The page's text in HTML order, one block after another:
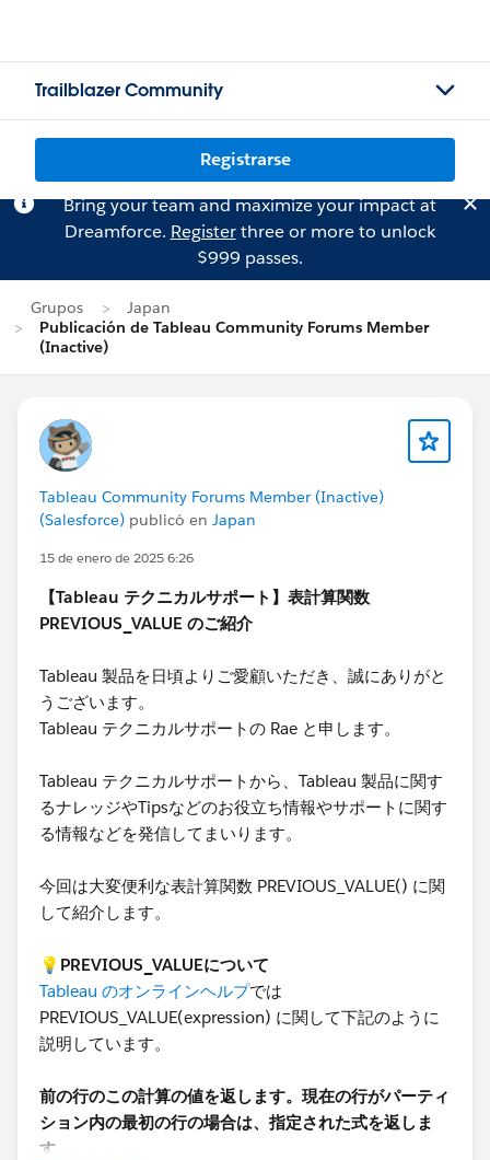
Trailblazer Community
Registrarse
Bring your team and maximize your impact at
Dreamforce. Registerthree or more to unlock
$999 passes.
Grupos
Japan
Publicación de Tableau Community Forums Member
(Inactive)
Tableau Community Forums Member (Inactive)
(Salesforce) publicó en Japan
15 de enero de 2025 6:26
【Tableau テクニカルサポート】表計算関数
PREVIOUS_VALUE のご紹介
Tableau 製品を日頃よりご愛顧いただき、誠にありがと
うございます。
Tableau テクニカルサポートの Rae と申します。
Tableau テクニカルサポートから、Tableau 製品に関す
るナレッジやTipsなどのお役立ち情報やサポートに関す
る情報などを発信してまいります。
今回は大変便利な表計算関数 PREVIOUS_VALUE() に関
して紹介します。
💡PREVIOUS_VALUEについて
Tableau のオンラインヘルプでは
PREVIOUS_VALUE(expression) に関して下記のように
説明しています。
前の行のこの計算の値を返します。現在の行がパーティ
ション内の最初の行の場合は、指定された式を返しま
す。